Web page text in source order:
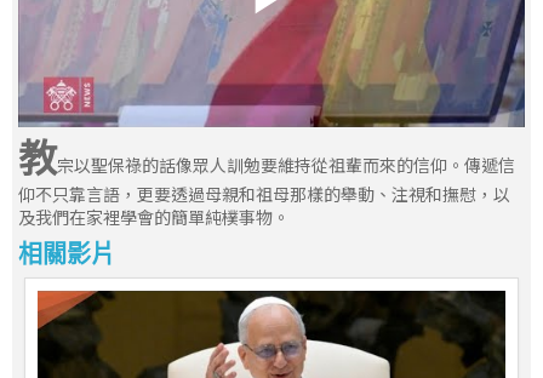
教宗以聖保祿的話像眾人訓勉要維持從祖輩而來的信仰。傳遞信
仰不只靠言語，更要透過母親和祖母那樣的舉動、注視和撫慰，以
及我們在家裡學會的簡單純樸事物。
相關影片